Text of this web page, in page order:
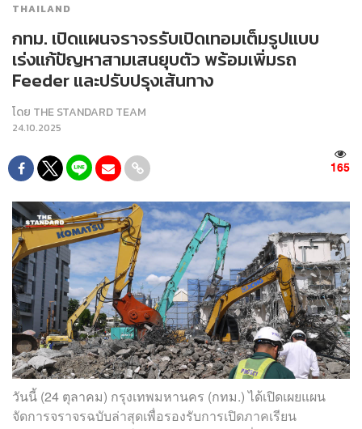
THAILAND
กทม. เปิดแผนจราจรรับเปิดเทอมเต็มรูปแบบ
เร่งแก้ปัญหาสามเสนยุบตัว พร้อมเพิ่มรถ
Feeder และปรับปรุงเส้นทาง
โดย THE STANDARD TEAM
24.10.2025
165
วันนี้ (24 ตุลาคม) กรุงเทพมหานคร (กทม.) ได้เปิดเผยแผน
จัดการจราจรฉบับล่าสุดเพื่อรองรับการเปิดภาคเรียน